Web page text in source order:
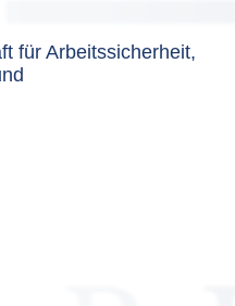
für Arbeitssicherheit,